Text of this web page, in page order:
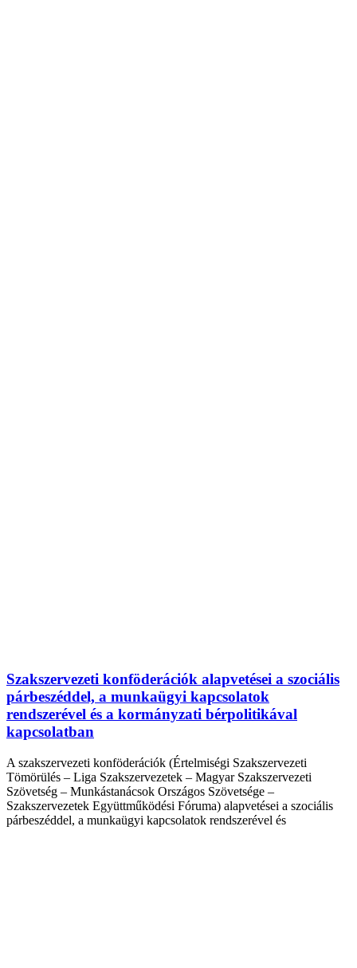
Szakszervezeti konföderációk alapvetései a szociális
párbeszéddel, a munkaügyi kapcsolatok
rendszerével és a kormányzati bérpolitikával
kapcsolatban
A szakszervezeti konföderációk (Értelmiségi Szakszervezeti
Tömörülés – Liga Szakszervezetek – Magyar Szakszervezeti
Szövetség – Munkástanácsok Országos Szövetsége –
Szakszervezetek Együttműködési Fóruma) alapvetései a szociális
párbeszéddel, a munkaügyi kapcsolatok rendszerével és